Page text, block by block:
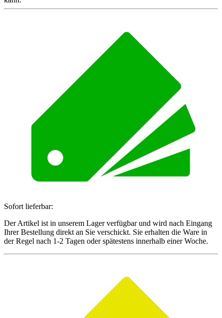
Sofort lieferbar:
Der Artikel ist in unserem Lager verfügbar und wird nach Eingang
Ihrer Bestellung direkt an Sie verschickt. Sie erhalten die Ware in
der Regel nach 1-2 Tagen oder spätestens innerhalb einer Woche.